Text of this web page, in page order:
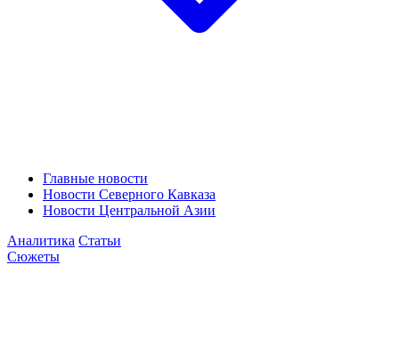
Главные новости
Новости Северного Кавказа
Новости Центральной Азии
Аналитика Статьи
Сюжеты